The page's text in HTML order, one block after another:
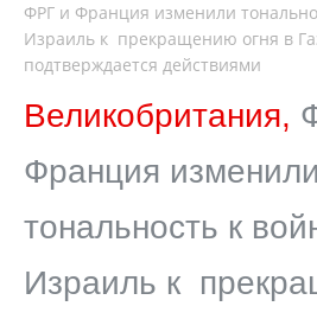
ФРГ и Франция изменили
Израиль к прекращению огня в
подтверждается действиями
Великобритания,
Франция изменили
тональность к
Израиль к